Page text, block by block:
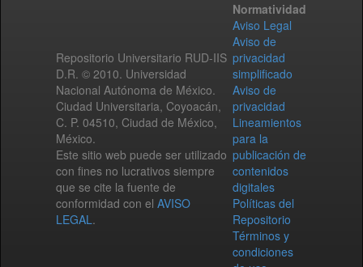
Repositorio Universitario RUD-IIS
D.R. © 2010. Universidad
Nacional Autónoma de México.
Ciudad Universitaria, Coyoacán,
C. P. 04510, Ciudad de México,
México.
Este sitio web puede ser utilizado
con fines no lucrativos siempre
que se cite la fuente de
conformidad con el AVISO
LEGAL.
Normatividad
Aviso Legal
Aviso de
privacidad
simplificado
Aviso de
privacidad
Lineamientos
para la
publicación de
contenidos
digitales
Políticas del
Repositorio
Términos y
condiciones